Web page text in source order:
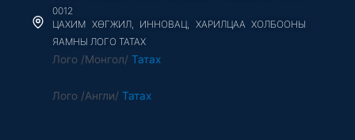
0012
ЦАХИМ ХӨГЖИЛ, ИННОВАЦ, ХАРИЛЦАА ХОЛБООНЫ
ЯАМНЫ ЛОГО ТАТАХ
Лого /Монгол/ Татах
Лого /Англи/ Татах